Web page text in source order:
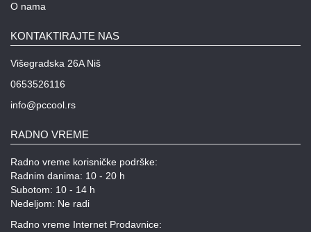
O nama
KONTAKTIRAJTE NAS
Višegradska 26A Niš
0653526116
info@pccool.rs
RADNO VREME
Radno vreme korisničke podrške:
Radnim danima: 10 - 20 h
Subotom: 10 - 14 h
Nedeljom: Ne radi
Radno vreme Internet Prodavnice: